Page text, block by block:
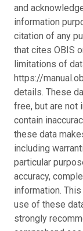
and
information
citation of any
that cites OBIS
limitations of
https://
details. These
free, but are not
contain
these data
including
particular
accuracy,
information.
use of these
strongly